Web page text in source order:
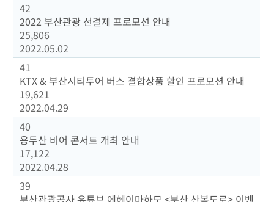
42
2022 부산관광 선결제 프로모션 안내
25,806
2022.05.02
41
KTX & 부산시티투어 버스 결합상품 할인 프로모션 안내
19,621
2022.04.29
40
용두산 비어 콘서트 개최 안내
17,122
2022.04.28
39
부산관광공사 유튜브 에헤이마하모 <부산 산복도로> 이벤